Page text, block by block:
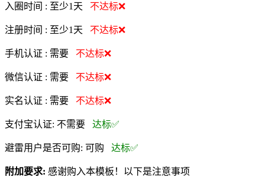
入圈时间 : 至少1天 不达标❌
注册时间 : 至少1天 不达标❌
手机认证 : 需要 不达标❌
微信认证 : 需要 不达标❌
实名认证 : 需要 不达标❌
支付宝认证: 不需要 达标✅
避雷用户是否可购: 可购 达标✅
附加要求: 感谢购入本模板！以下是注意事项